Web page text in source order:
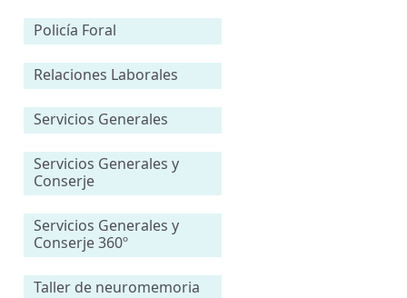
Policía Foral
Relaciones Laborales
Servicios Generales
Servicios Generales y
Conserje
Servicios Generales y
Conserje 360º
Taller de neuromemoria